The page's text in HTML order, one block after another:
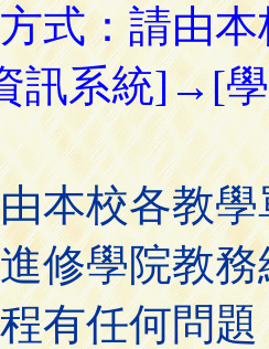
式：請由
訊系統]→[
本校各教
修學院教
有任何問